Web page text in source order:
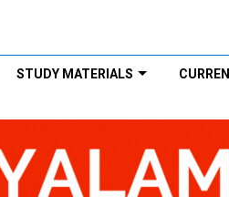
STUDY MATERIALS